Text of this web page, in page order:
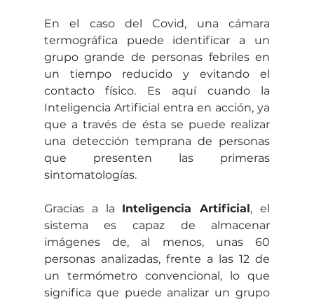
En el caso del Covid, una cámara
termográfica puede identificar a un
grupo grande de personas febriles en
un tiempo reducido y evitando el
contacto físico. Es aquí cuando la
Inteligencia Artificial entra en acción, ya
que a través de ésta se puede realizar
una detección temprana de personas
que presenten las primeras
sintomatologías.
Gracias a la Inteligencia Artificial, el
sistema es capaz de almacenar
imágenes de, al menos, unas 60
personas analizadas, frente a las 12 de
un termómetro convencional, lo que
significa que puede analizar un grupo